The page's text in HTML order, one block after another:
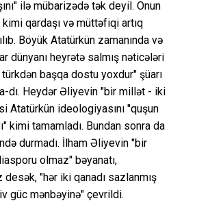
ilə mübarizədə tək deyil. Onun
qardaşı və müttəfiqi artıq
Böyük Atatürkün zamanında və
dünyanı heyrətə salmış nəticələri
başqa dostu yoxdur" şüarı
dı. Heydər Əliyevin "bir millət - iki
Atatürkün ideologiyasını "quşun
kimi tamamladı. Bundan sonra da
durmadı. İlham Əliyevin "bir
olmaz" bəyanatı,
"hər iki qanadı sazlanmış
güc mənbəyinə" çevrildi.